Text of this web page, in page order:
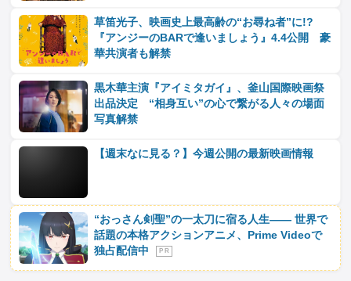
草笛光子、映画史上最高齢の“お尋ね者”に!?
『アンジーのBARで逢いましょう』4.4公開 豪
華共演者も解禁
黒木華主演『アイミタガイ』、釜山国際映画祭
出品決定 “相身互い”の心で繋がる人々の場面
写真解禁
【週末なに見る？】今週公開の最新映画情報
“おっさん剣聖”の一太刀に宿る人生―― 世界で
話題の本格アクションアニメ、Prime Videoで
独占配信中
P R